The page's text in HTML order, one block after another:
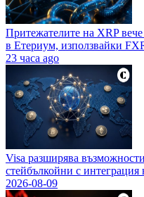
Притежателите на XRP
в Етериум, използвайки
23 часа ago
Visa разширява
стейбълкойни с интеграция
2026-08-09